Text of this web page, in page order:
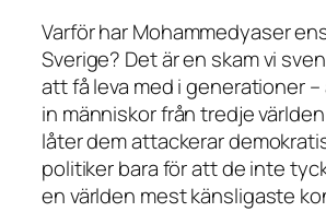
Varför har Mohammedyaser
Sverige? Det är en skam vi
att få leva med i generationer
in människor från tredje
låter dem attackerar
politiker bara för att de inte
en världen mest känsligaste